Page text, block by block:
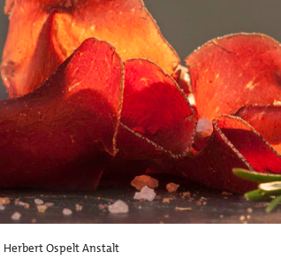
Herbert Ospelt Anstalt